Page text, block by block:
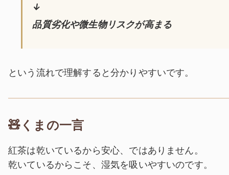
↓
品質劣化や微生物リスクが高まる
という流れで理解すると分かりやすいです。
🧸くまの一言
紅茶は乾いているから安心、ではありません。
乾いているからこそ、湿気を吸いやすいのです。